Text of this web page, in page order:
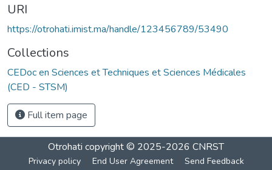
URI
https://otrohati.imist.ma/handle/123456789/53490
Collections
CEDoc en Sciences et Techniques et Sciences Médicales
(CED - STSM)
Full item page
Otrohati copyright © 2025-2026 CNRST
Privacy policy End User Agreement Send Feedback